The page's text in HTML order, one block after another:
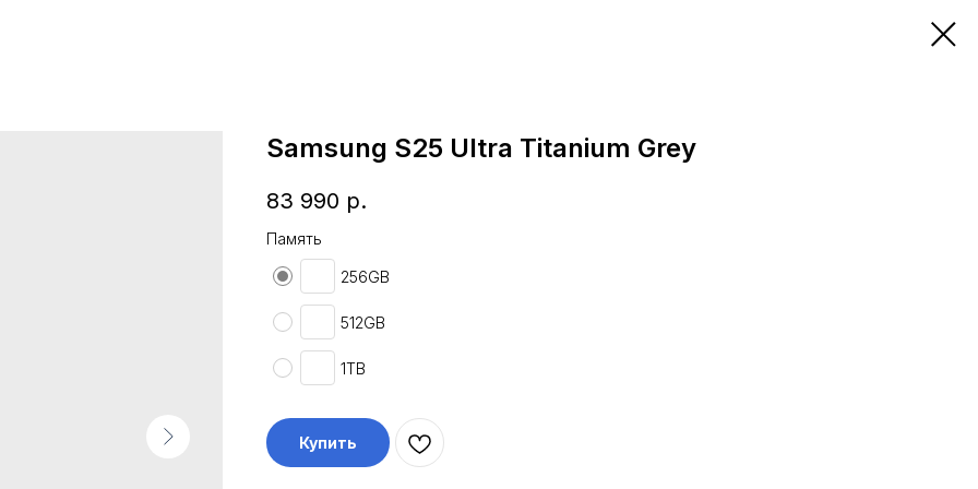
Samsung S25 Ultra Titanium Grey
83 990 р.
Память
256GB
512GB
1TB
Купить